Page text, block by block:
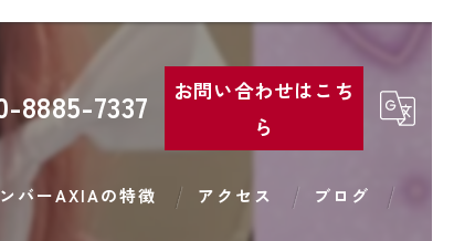
8885-7337
お問い合わせはこち
ら
バーAXIAの特徴 アクセス ブログ